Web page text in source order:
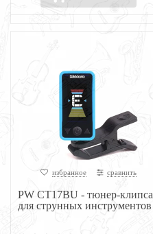
избранное сравнить
PW CT17BU - тюнер-клипса
для струнных инструментов